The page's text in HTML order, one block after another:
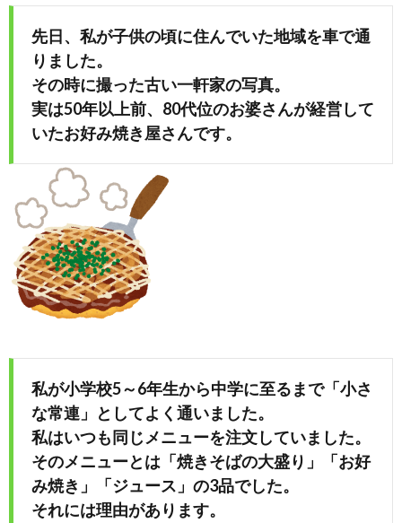
め
先日、私が子供の頃に住んでいた地域を車で通
りました。
その時に撮った古い一軒家の写真。
実は50年以上前、80代位のお婆さんが経営して
いたお好み焼き屋さんです。
私が小学校5～6年生から中学に至るまで「小さ
な常連」としてよく通いました。
私はいつも同じメニューを注文していました。
そのメニューとは「焼きそばの大盛り」「お好
み焼き」「ジュース」の3品でした。
それには理由があります。